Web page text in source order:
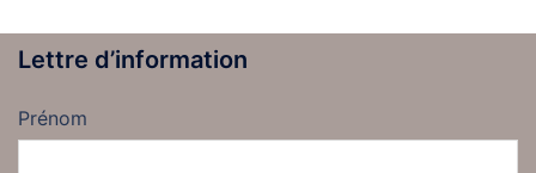
Lettre d’information
Prénom